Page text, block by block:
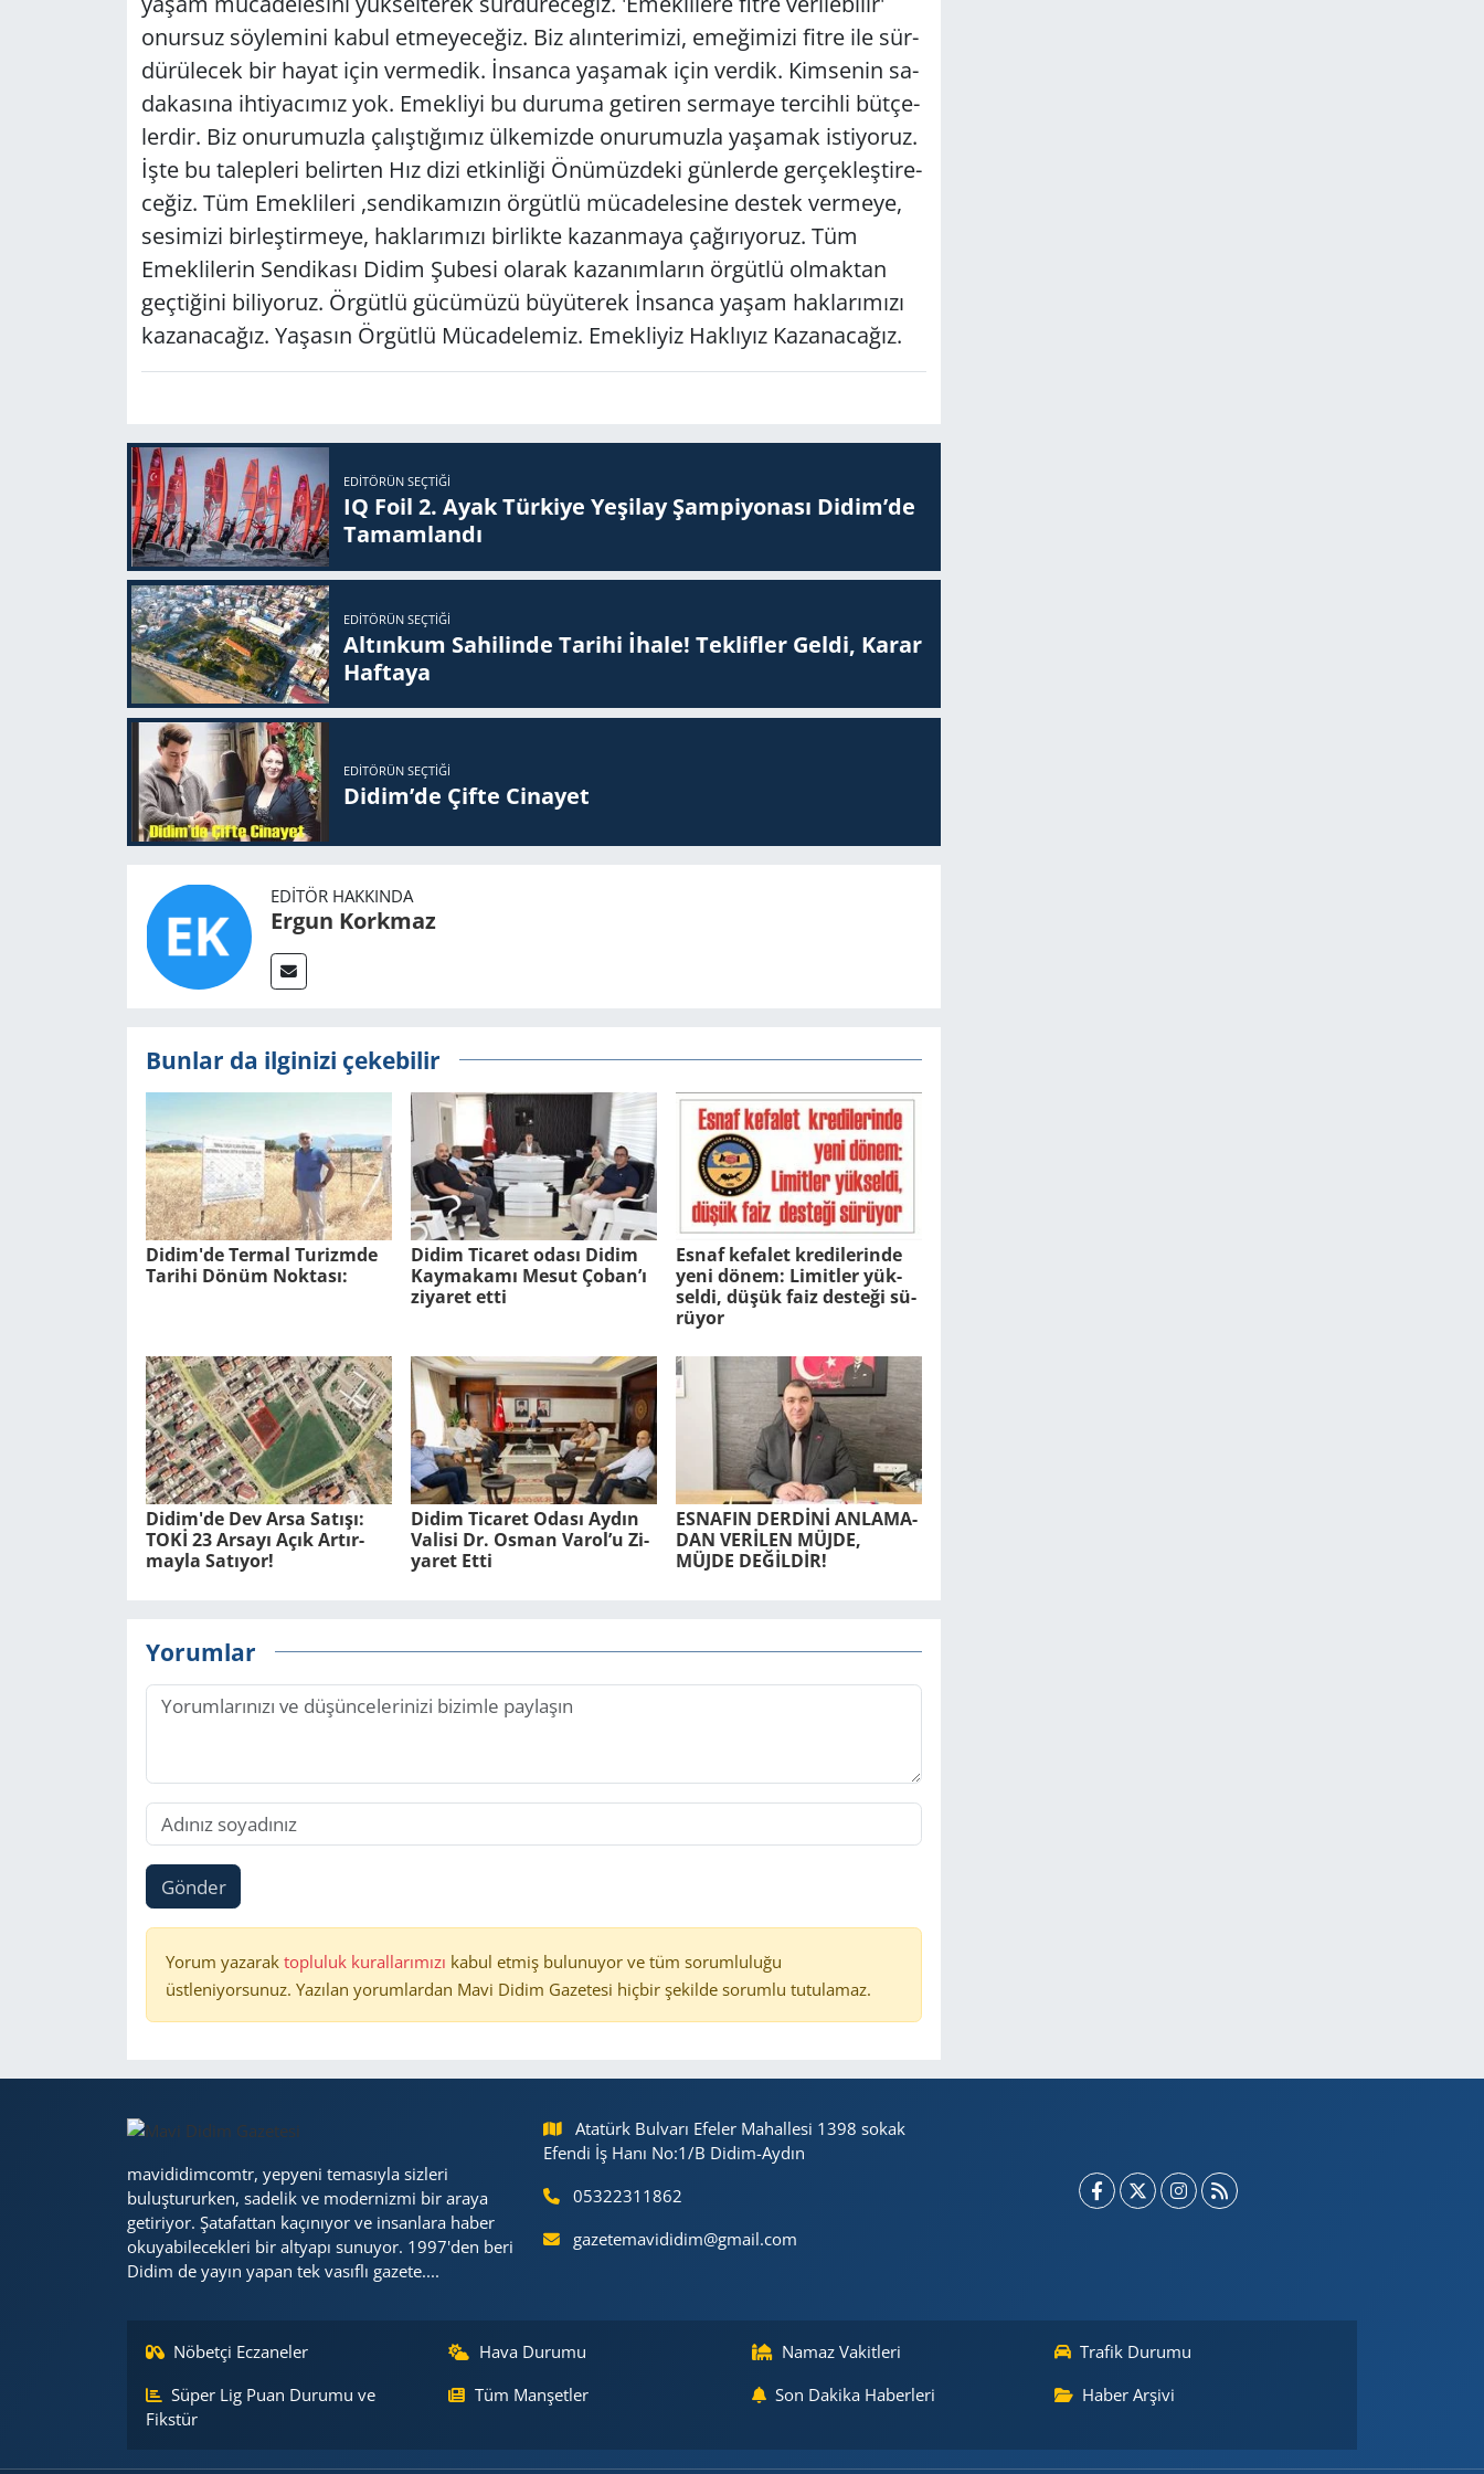
onur­suz söy­le­mi­ni kabul et­me­ye­ce­ğiz. Biz alın­te­ri­mi­zi, eme­ği­mi­zi fitre ile sür­
dü­rü­lecek bir hayat için ver­me­dik. İnsan­ca ya­şa­mak için ver­dik. Kim­se­nin sa­
da­ka­sı­na ih­ti­ya­cı­mız yok. Emek­li­yi bu du­ru­ma ge­ti­ren ser­ma­ye ter­cih­li büt­çe­
ler­dir. Biz onu­ru­muz­la ça­lış­tı­ğı­mız ül­ke­miz­de onu­ru­muz­la ya­şa­mak is­ti­yo­ruz.
İşte bu ta­lep­le­ri be­lir­ten Hız dizi et­kin­li­ği Önü­müz­de­ki gün­ler­de ger­çek­leş­ti­re­
ce­ğiz. Tüm Emek­li­le­ri ,sen­di­ka­mı­zın ör­güt­lü mü­ca­de­le­si­ne des­tek ver­me­ye,
se­si­mi­zi bir­leş­tir­me­ye, hak­la­rı­mı­zı bir­lik­te ka­zan­ma­ya ça­ğı­rı­yo­ruz. Tüm
Emek­li­le­rin Sen­di­ka­sı Didim Şu­be­si ola­rak ka­za­nım­la­rın ör­güt­lü ol­mak­tan
geç­ti­ği­ni bi­li­yo­ruz. Ör­güt­lü gü­cü­mü­zü bü­yü­te­rek İnsan­ca yaşam hak­la­rı­mı­zı
ka­za­na­ca­ğız. Ya­şa­sın Ör­güt­lü Mü­ca­de­le­miz. Emek­li­yiz Hak­lı­yız Ka­za­na­ca­ğız.
EDITÖRÜN SEÇTIĞI
IQ Foil 2. Ayak Tür­ki­ye Ye­şi­lay Şam­pi­yo­na­sı Didim’de
Ta­mam­lan­dı
EDITÖRÜN SEÇTIĞI
Altınkum Sahilinde Tarihi İhale! Teklifler Geldi, Karar
Haftaya
EDITÖRÜN SEÇTIĞI
Didim’de Çifte Ci­na­yet
EDITÖR HAKKINDA
Ergun Korkmaz
Bunlar da ilginizi çekebilir
Didim'de Ter­mal Tu­rizm­de
Ta­ri­hi Dönüm Nok­ta­sı:
Didim Ticaret odası Didim
Kaymakamı Mesut Çoban’ı
ziyaret etti
Esnaf ke­fa­let kre­di­le­rin­de
yeni dönem: Li­mit­ler yük­
sel­di, düşük faiz des­te­ği sü­
rü­yor
Didim'de Dev Arsa Sa­tı­şı:
TOKİ 23 Ar­sa­yı Açık Ar­tır­
may­la Sa­tı­yor!
Didim Ti­ca­ret Odası Aydın
Va­li­si Dr. Osman Varol’u Zi­
ya­ret Etti
ES­NA­FIN DERDİNİ AN­LA­MA­
DAN VERİLEN MÜJDE,
MÜJDE DEĞİLDİR!
Yorumlar
Gönder
Yorum yazarak topluluk kurallarımızı kabul etmiş bulunuyor ve tüm sorumluluğu
üstleniyorsunuz. Yazılan yorumlardan Mavi Didim Gazetesi hiçbir şekilde sorumlu tutulamaz.
mavididimcomtr, yepyeni temasıyla sizleri
buluştururken, sadelik ve modernizmi bir araya
getiriyor. Şatafattan kaçınıyor ve insanlara haber
okuyabilecekleri bir altyapı sunuyor. 1997'den beri
Didim de yayın yapan tek vasıflı gazete....
Atatürk Bulvarı Efeler Mahallesi 1398 sokak
Efendi İş Hanı No:1/B Didim-Aydın
05322311862
gazetemavididim@gmail.com
Nöbetçi Eczaneler Hava Durumu Namaz Vakitleri
Trafik Durumu
Süper Lig Puan Durumu ve
Fikstür
Tüm Manşetler Son Dakika Haberleri Haber Arşivi